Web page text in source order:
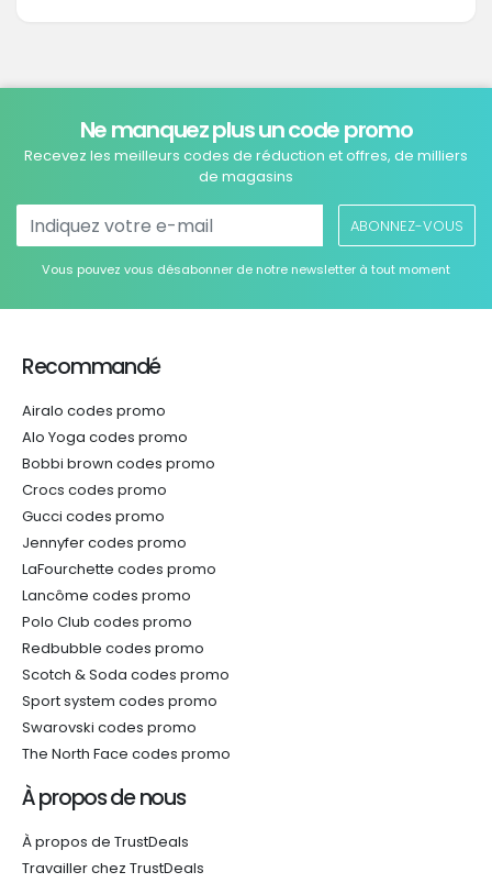
Ne manquez plus un code promo
Recevez les meilleurs codes de réduction et offres, de milliers
de magasins
ABONNEZ-VOUS
Vous pouvez vous désabonner de notre newsletter à tout moment
Recommandé
Airalo codes promo
Alo Yoga codes promo
Bobbi brown codes promo
Crocs codes promo
Gucci codes promo
Jennyfer codes promo
LaFourchette codes promo
Lancôme codes promo
Polo Club codes promo
Redbubble codes promo
Scotch & Soda codes promo
Sport system codes promo
Swarovski codes promo
The North Face codes promo
À propos de nous
À propos de TrustDeals
Travailler chez TrustDeals